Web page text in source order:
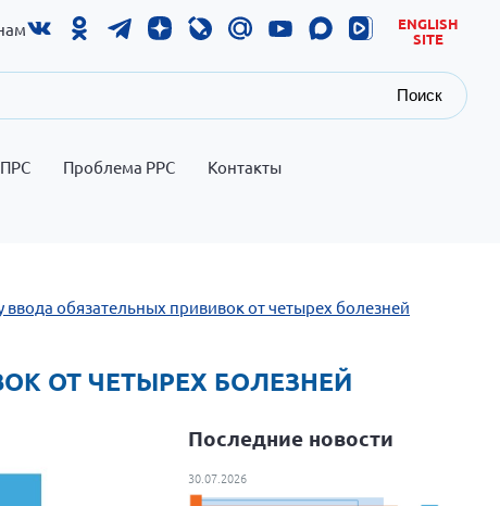
ENGLISH
SITE
Поиск
Проблема РРС Контакты
ввода обязательных прививок от четырех болезней
ОТ ЧЕТЫРЕХ БОЛЕЗНЕЙ
Последние новости
30.07.2026